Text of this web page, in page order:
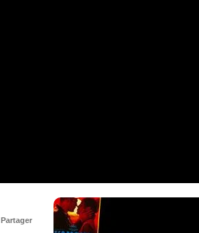
Partager